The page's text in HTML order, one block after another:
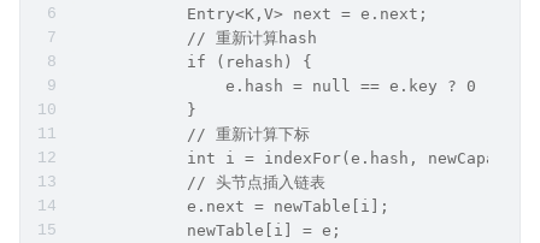
            Entry<K,V> next = e.next;
            // 重新计算hash
            if (rehash) {
e.hash = null == e.key ? 0 :
            }
            // 重新计算下标
int i = indexFor(e.hash,
            // 头节点插入链表
            e.next = newTable[i];
            newTable[i] = e;